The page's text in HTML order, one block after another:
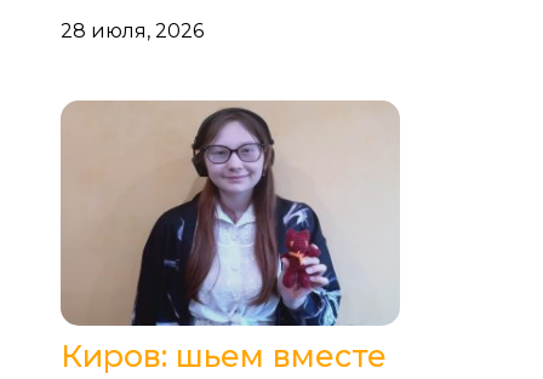
28 июля, 2026
Киров: шьем вместе